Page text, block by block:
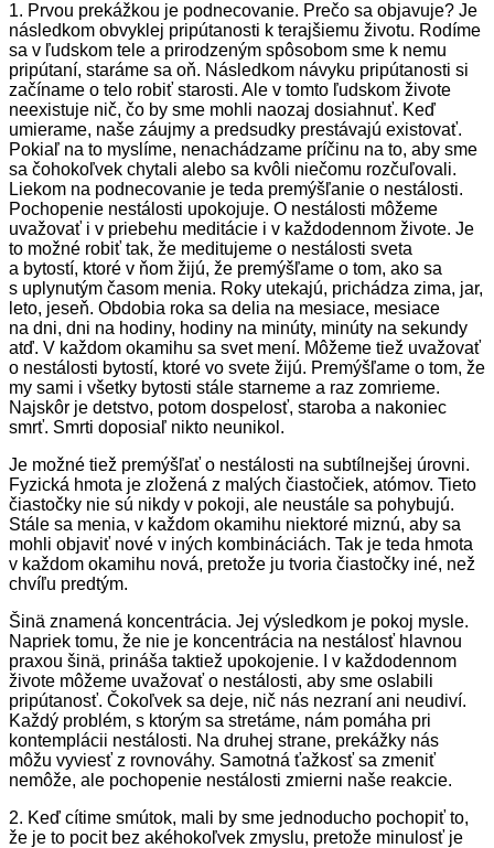
1. Prvou prekážkou je podnecovanie. Prečo sa objavuje? Je
následkom obvyklej pripútanosti k terajšiemu životu. Rodíme
sa v ľudskom tele a prirodzeným spôsobom sme k nemu
pripútaní, staráme sa oň. Následkom návyku pripútanosti si
začíname o telo robiť starosti. Ale v tomto ľudskom živote
neexistuje nič, čo by sme mohli naozaj dosiahnuť. Keď
umierame, naše záujmy a predsudky prestávajú existovať.
Pokiaľ na to myslíme, nenachádzame príčinu na to, aby sme
sa čohokoľvek chytali alebo sa kvôli niečomu rozčuľovali.
Liekom na podnecovanie je teda premýšľanie o nestálosti.
Pochopenie nestálosti upokojuje. O nestálosti môžeme
uvažovať i v priebehu meditácie i v každodennom živote. Je
to možné robiť tak, že meditujeme o nestálosti sveta
a bytostí, ktoré v ňom žijú, že premýšľame o tom, ako sa
s uplynutým časom menia. Roky utekajú, prichádza zima, jar,
leto, jeseň. Obdobia roka sa delia na mesiace, mesiace
na dni, dni na hodiny, hodiny na minúty, minúty na sekundy
atď. V každom okamihu sa svet mení. Môžeme tiež uvažovať
o nestálosti bytostí, ktoré vo svete žijú. Premýšľame o tom, že
my sami i všetky bytosti stále starneme a raz zomrieme.
Najskôr je detstvo, potom dospelosť, staroba a nakoniec
smrť. Smrti doposiaľ nikto neunikol.
Je možné tiež premýšľať o nestálosti na subtílnejšej úrovni.
Fyzická hmota je zložená z malých čiastočiek, atómov. Tieto
čiastočky nie sú nikdy v pokoji, ale neustále sa pohybujú.
Stále sa menia, v každom okamihu niektoré miznú, aby sa
mohli objaviť nové v iných kombináciách. Tak je teda hmota
v každom okamihu nová, pretože ju tvoria čiastočky iné, než
chvíľu predtým.
Šinä znamená koncentrácia. Jej výsledkom je pokoj mysle.
Napriek tomu, že nie je koncentrácia na nestálosť hlavnou
praxou šinä, prináša taktiež upokojenie. I v každodennom
živote môžeme uvažovať o nestálosti, aby sme oslabili
pripútanosť. Čokoľvek sa deje, nič nás nezraní ani neudiví.
Každý problém, s ktorým sa stretáme, nám pomáha pri
kontemplácii nestálosti. Na druhej strane, prekážky nás
môžu vyviesť z rovnováhy. Samotná ťažkosť sa zmeniť
nemôže, ale pochopenie nestálosti zmierni naše reakcie.
2. Keď cítime smútok, mali by sme jednoducho pochopiť to,
že je to pocit bez akéhokoľvek zmyslu, pretože minulosť je